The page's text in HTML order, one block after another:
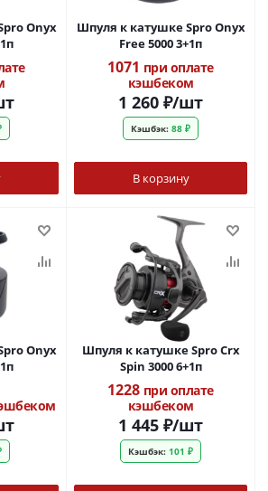
Onyx
Шпуля к катушке Spro Onyx
Free 5000 3+1п
1071 при оплате
кэшбеком
1 260 ₽/шт
Кэшбэк: 88 ₽
В корзину
Onyx
Шпуля к катушке Spro Crx
Spin 3000 6+1п
1228 при оплате
кэшбеком
1 445 ₽/шт
Кэшбэк: 101 ₽